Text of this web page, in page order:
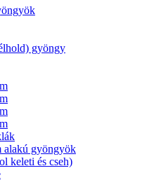
gyöngy
alakú gyöngyök
keleti és cseh)